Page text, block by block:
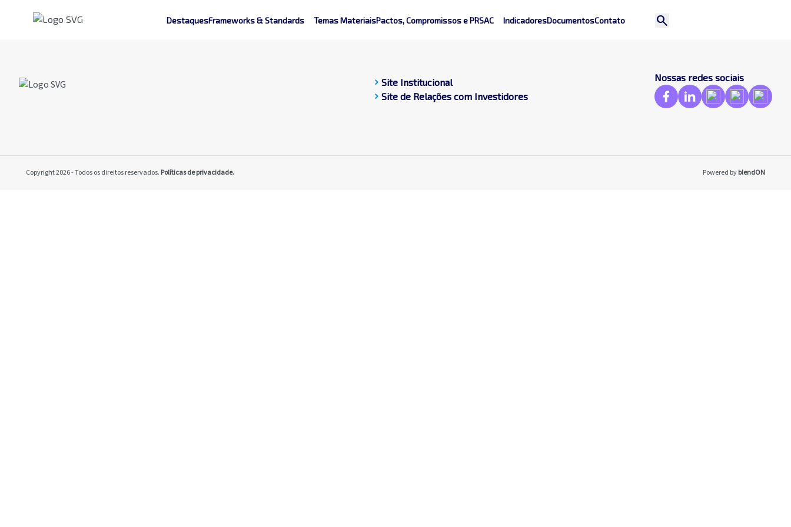
DestaquesFrameworks & Standards Temas MateriaisPactos, Compromissos e PRSAC IndicadoresDocumentosContato search
chevron_right Site Institucional
chevron_right Site de Relações com Investidores
Nossas redes sociais
Copyright 2026 - Todos os direitos reservados. Políticas de privacidade. Powered byblendON